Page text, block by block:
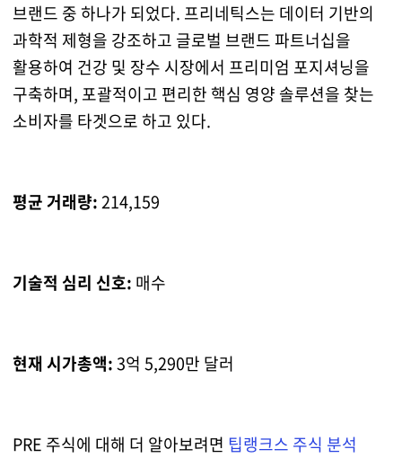
브랜드 중 하나가 되었다. 프리네틱스는 데이터 기반의
과학적 제형을 강조하고 글로벌 브랜드 파트너십을
활용하여 건강 및 장수 시장에서 프리미엄 포지셔닝을
구축하며, 포괄적이고 편리한 핵심 영양 솔루션을 찾는
소비자를 타겟으로 하고 있다.
평균 거래량:214,159
기술적 심리 신호: 매수
현재 시가총액:3억 5,290만 달러
PRE 주식에 대해 더 알아보려면 팁랭크스 주식 분석